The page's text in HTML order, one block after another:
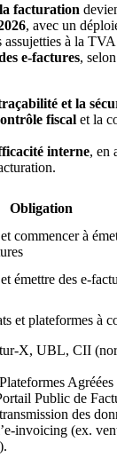
facturation
, avec un
assujetties à la
e‑factures,
et la
fiscal et la
interne, en
Obligation
commencer à
émettre des
et plateformes à
UBL, CII
Public de
des
(ex.